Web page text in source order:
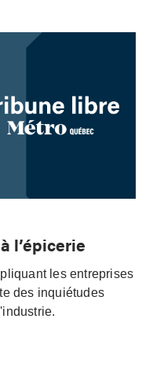
l’épicerie
les entreprises
des inquiétudes